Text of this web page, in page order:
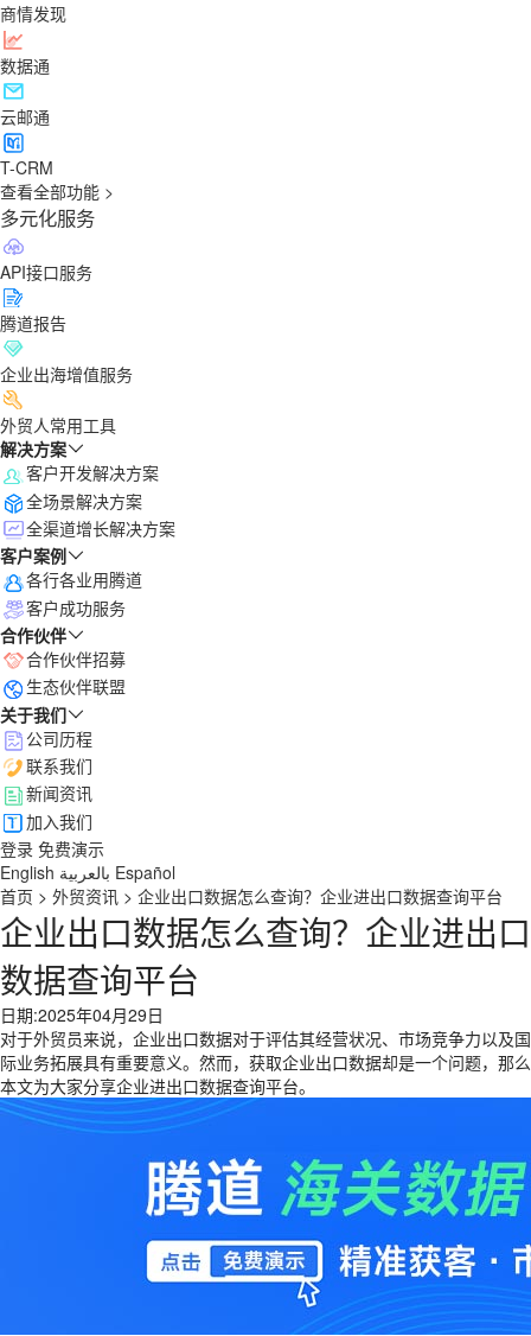
商情发现
数据通
云邮通
T-CRM
查看全部功能 >
多元化服务
API接口服务
腾道报告
企业出海增值服务
外贸人常用工具
解决方案
客户开发解决方案
全场景解决方案
全渠道增长解决方案
客户案例
各行各业用腾道
客户成功服务
合作伙伴
合作伙伴招募
生态伙伴联盟
关于我们
公司历程
联系我们
新闻资讯
加入我们
登录 免费演示
English بالعربية Español
首页 > 外贸资讯 > 企业出口数据怎么查询？企业进出口数据查询平台
企业出口数据怎么查询？企业进出口
数据查询平台
日期:2025年04月29日
对于外贸员来说，企业出口数据对于评估其经营状况、市场竞争力以及国
际业务拓展具有重要意义。然而，获取企业出口数据却是一个问题，那么
本文为大家分享企业进出口数据查询平台。